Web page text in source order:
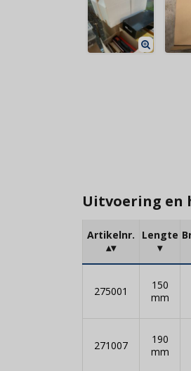
Uitvoering en
Artikelnr. Lengte
275001
150
mm
271007
190
mm